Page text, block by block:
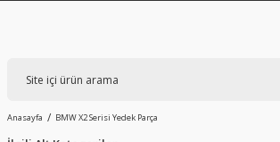
Anasayfa BMW X2 Serisi Yedek Parça